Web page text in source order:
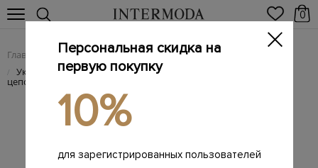
0
Главная Женщинам / Женская одежда / Женские брюки
/ Укороченные брюки из шелка и льна с ювелирными
цепочками
Персональная скидка на
первую покупку
10%
для зарегистрированных пользователей